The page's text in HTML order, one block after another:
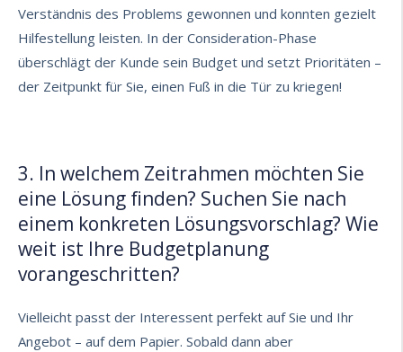
Verständnis des Problems gewonnen und konnten gezielt
Hilfestellung leisten. In der Consideration-Phase
überschlägt der Kunde sein Budget und setzt Prioritäten –
der Zeitpunkt für Sie, einen Fuß in die Tür zu kriegen!
3. In welchem Zeitrahmen möchten Sie
eine Lösung finden? Suchen Sie nach
einem konkreten Lösungsvorschlag? Wie
weit ist Ihre Budgetplanung
vorangeschritten?
Vielleicht passt der Interessent perfekt auf Sie und Ihr
Angebot – auf dem Papier. Sobald dann aber